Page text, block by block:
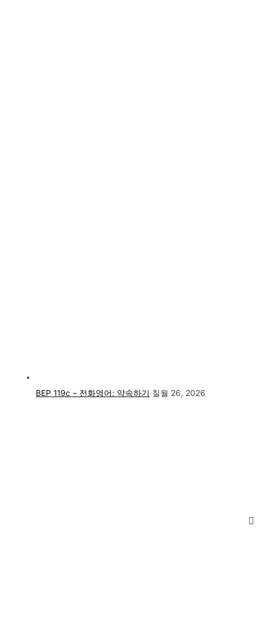
BEP 119c – 전화영어: 약속하기 칠월 26, 2026